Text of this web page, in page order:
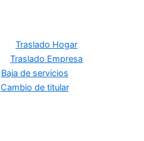
Traslado Hogar
Traslado Empresa
Baja de servicios
Cambio de titular